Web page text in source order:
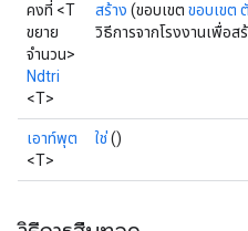
คงที่ <T
ขยาย
จำนวน>
Ndtri
<T>
สร้าง (ขอบเขต ขอบเขต
วิธีการจากโรงงานเพื่อส
เอาท์พุต
<T>
ใช่()